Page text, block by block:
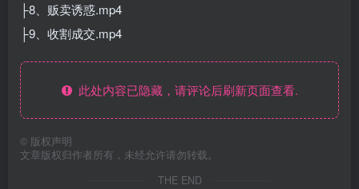
├8、贩卖诱惑.mp4
├9、收割成交.mp4
此处内容已隐藏，请评论后刷新页面查看.
© 版权声明
文章版权归作者所有，未经允许请勿转载。
THE END